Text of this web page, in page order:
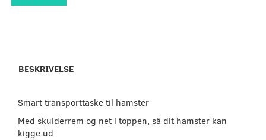
BESKRIVELSE
Smart transporttaske til hamster
Med skulderrem og net i toppen, så dit hamster kan
kigge ud